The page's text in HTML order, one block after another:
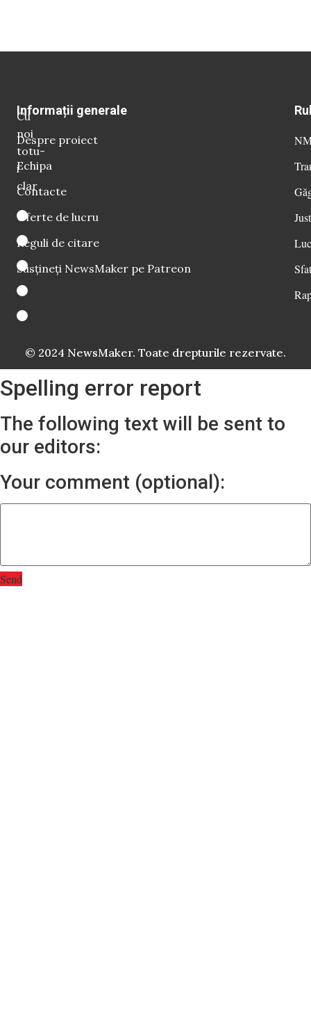
Cu
noi
totu-
i
clar
Informații generale
Despre proiect
Echipa
Contacte
Oferte de lucru
Reguli de citare
Susțineți NewsMaker pe Patreon
© 2024 NewsMaker. Toate drepturile rezervate.
Spelling error report
The following text will be sent to
our editors:
Your comment (optional):
Send